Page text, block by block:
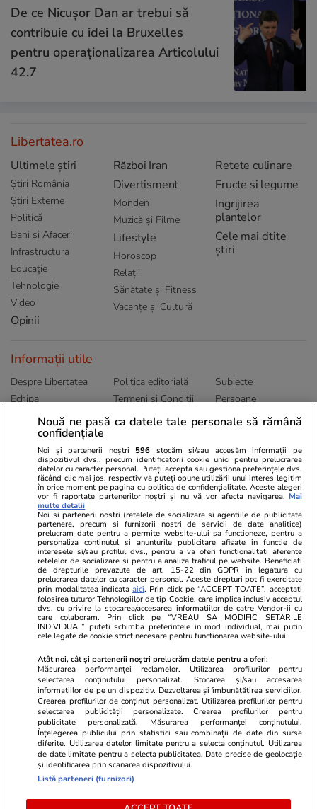
De ce Nicușor Dan ar trebui să
contribuie cu idei la Bruxelles
pentru operaționalizarea Articolului
42.7
Libertatea.ro
Ultimele știri
Știri România
Știri Externe
Politică
Bani și Afaceri
Infrastructura
Educație
Tehnologie
Video
Opinii
Război Iran
Divertisment
Monden
Muzică și Filme
Lifestyle
Horoscop
Relații
Sănătate și Fitness
Vacanțe și Cultură
Retete culinare
Fructe si legume
Ingrijirea
plantelor
Cele mai citite
știri
Informații utile
Despre Libertatea
Echipa
Publicitate
Politica de
confidențialitate
Politica editorială
Termeni și Conditii
Abonamente
Subiecte
Persoane
Sitemap
Ringier România
Libertatea pentru
Unica.ro
Program TV
Avantaje
ELLE
Gazeta Sporturilor
Stiri mondene
Calculator sarcina
Ajută Copiii
Locuri de muncă
Imobiliare.ro
Jobradar24
Imoradar24
Colecții Libertatea
Pariază responsabil! Decizia ONJN nr. 821/25.09.2025.
Jocurile de noroc sunt interzise minorilor.
Actualizare preferințe cookies
Nouă ne pasă ca datele tale personale să rămână
confidențiale
Noi și partenerii noștri 596 stocăm și/sau accesăm informații pe
dispozitivul dvs., precum identificatorii cookie unici pentru prelucrarea
datelor cu caracter personal. Puteți accepta sau gestiona preferințele dvs.
făcând clic mai jos, respectiv vă puteți opune utilizării unui interes legitim
în orice moment pe pagina cu politica de confidențialitate. Aceste alegeri
vor fi raportate partenerilor noștri și nu vă vor afecta navigarea. Mai
multe detalii
Noi si partenerii nostri (retelele de socializare si agentiile de publicitate
partenere, precum si furnizorii nostri de servicii de date analitice)
prelucram date pentru a permite website-ului sa functioneze, pentru a
personaliza continutul si anunturile publicitare afisate in functie de
interesele si/sau profilul dvs., pentru a va oferi functionalitati aferente
retelelor de socializare si pentru a analiza traficul pe website. Beneficiati
de drepturile prevazute de art. 15-22 din GDPR in legatura cu
prelucrarea datelor cu caracter personal. Aceste drepturi pot fi exercitate
prin modalitatea indicataaici. Prin click pe “ACCEPT TOATE”, acceptati
folosirea tuturor Tehnologiilor de tip Cookie, care implica inclusiv acceptul
dvs. cu privire la stocarea/accesarea informatiilor de catre Vendor-ii cu
care colaboram. Prin click pe “VREAU SA MODIFIC SETARILE
INDIVIDUAL” puteti schimba preferintele in mod individual, mai putin
cele legate de cookie strict necesare pentru functionarea website-ului.
Atât noi, cât și partenerii noștri prelucrăm datele pentru a oferi:
Măsurarea performanței reclamelor. Utilizarea profilurilor pentru
selectarea conținutului personalizat. Stocarea și/sau accesarea
informațiilor de pe un dispozitiv. Dezvoltarea și îmbunătățirea serviciilor.
Crearea profilurilor de conținut personalizat. Utilizarea profilurilor pentru
selectarea publicității personalizate. Crearea profilurilor pentru
publicitate personalizată. Măsurarea performanței conținutului.
Înțelegerea publicului prin statistici sau combinații de date din surse
diferite. Utilizarea datelor limitate pentru a selecta conținutul. Utilizarea
de date limitate pentru a selecta publicitatea. Date precise de geolocație
și identificarea prin scanarea dispozitivului.
Listă parteneri (furnizori)